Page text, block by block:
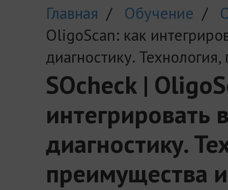
Главная / Обучение /
OligoScan: как
диагностику.
SOcheck |
интегрировать
диагностику.
преимущества